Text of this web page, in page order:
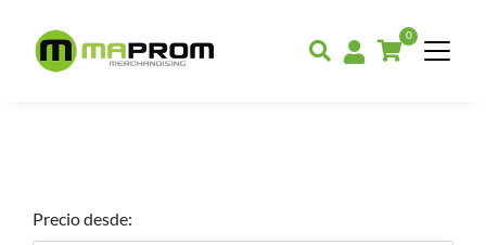
0
Precio desde: